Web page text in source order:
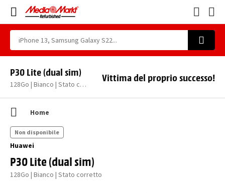
P30 Lite (dual sim)
128Go | Bianco | Stato corretto
Vittima del proprio successo!
Home
Huawei
P30 Lite (dual sim)
128Go | Bianco | Stato corretto
Non disponibile